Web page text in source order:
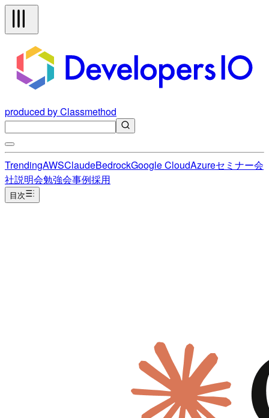
produced by Classmethod
TrendingAWSClaudeBedrockGoogle CloudAzureセミナー会
社説明会勉強会事例採用
目次